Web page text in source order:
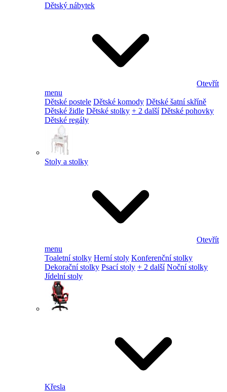
Dětský nábytek
Otevřít
menu
Dětské postele Dětské komody Dětské šatní skříně
Dětské židle Dětské stolky + 2 další Dětské pohovky
Dětské regály
Stoly a stolky
Otevřít
menu
Toaletní stolky Herní stoly Konferenční stolky
Dekorační stolky Psací stoly + 2 další Noční stolky
Jídelní stoly
Křesla